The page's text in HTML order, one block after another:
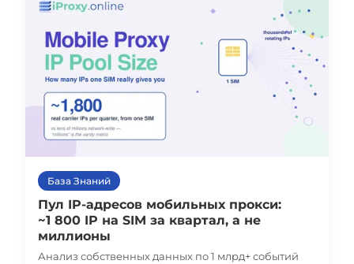
База Знаний
Пул IP-адресов мобильных прокси:
~1 800 IP на SIM за квартал, а не
миллионы
Анализ собственных данных по 1 млрд+ событий